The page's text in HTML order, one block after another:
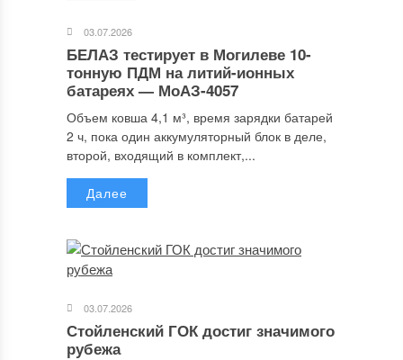
03.07.2026
БЕЛАЗ тестирует в Могилеве 10-
тонную ПДМ на литий-ионных
батареях — МоАЗ-4057
Объем ковша 4,1 м³, время зарядки батарей
2 ч, пока один аккумуляторный блок в деле,
второй, входящий в комплект,...
Далее
03.07.2026
Стойленский ГОК достиг значимого
рубежа